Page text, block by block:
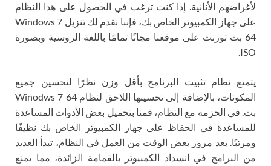
لأغراضهم الأنانية. إذا كنت ترغب في الحصول على هذا النظام
على جهاز الكمبيوتر الخاص بك، فإننا نقدم لك تنزيل Windows 7
64 بت تورنت على موقعنا مجانًا تمامًا باللغة الروسية وبصورة
ISO.
يتمتع نظام تثبيت البرنامج بأقل وزن نظرًا لتحسين جميع
المكونات، بالإضافة إلى تحسينها اللاحق لنظام Winodws 7 64
بت. في الحزمة مع النظام، قمنا بتحميل بعض الأدوات المساعدة
للمساعدة في الحفاظ على جهاز الكمبيوتر الخاص بك نظيفًا
ومرتبًا. بعد مرور بعض الوقت من العمل في النظام، تبدأ العديد
من البرامج في انسداد الكمبيوتر بالقمامة الزائدة، مما يمنع